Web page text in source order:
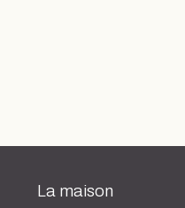
La maison